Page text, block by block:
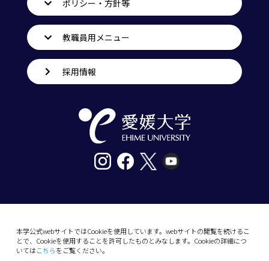
本学公式webサイトではCookieを使用しています。webサイトの閲覧を続けるこ
とで、Cookieを使用することを許可したものとみなします。Cookieの詳細につ
いてはこちらをご覧ください。
ポリシー・方針等
教職員用メニュー
採用情報
10-13 Dogo-Himata, Matsuyama, Ehime 790-